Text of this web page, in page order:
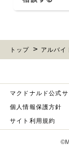
トップ アルバイ
マクドナルド公式サ
個人情報保護方針
サイト利用規約